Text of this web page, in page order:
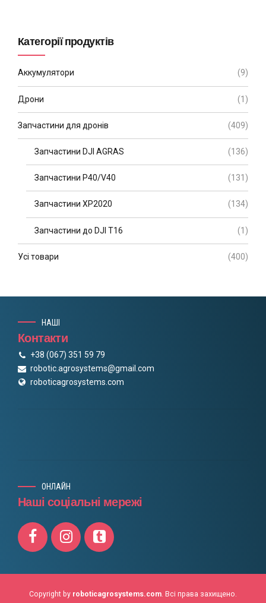
Категорії продуктів
Аккумулятори (9)
Дрони (1)
Запчастини для дронів (409)
Запчастини DJI AGRAS (136)
Запчастини P40/V40 (131)
Запчастини XP2020 (134)
Запчастини до DJI T16 (1)
Усі товари (400)
НАШІ
Контакти
+38 (067) 351 59 79
robotic.agrosystems@gmail.com
roboticagrosystems.com
ОНЛАЙН
Наші соціальні мережі
Copyright by roboticagrosystems.com. Всі права захищено.